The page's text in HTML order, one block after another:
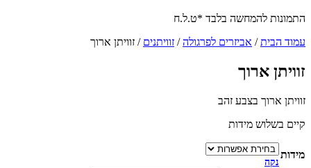
התמונות להמחשה בלבד *ט.ל.ח
עמוד הבית/ אביזרים לפרגולה/ זוויתנים / זוויתן ארוך
זוויתן ארוך
זוויתן ארוך בצבע זהב
קיים בשלוש מידות
מידות
נקה